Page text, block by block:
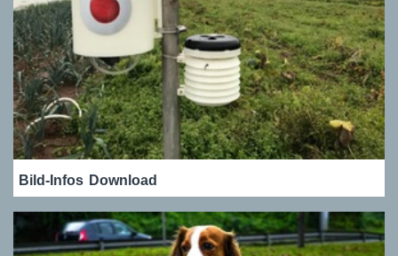
Bild-Infos Download